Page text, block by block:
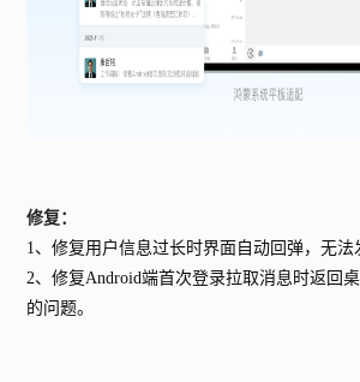
修复：
1、修复用户信息过长时界面自动回弹，无法
2、修复Android端首次登录拉取消息时返回
的问题。